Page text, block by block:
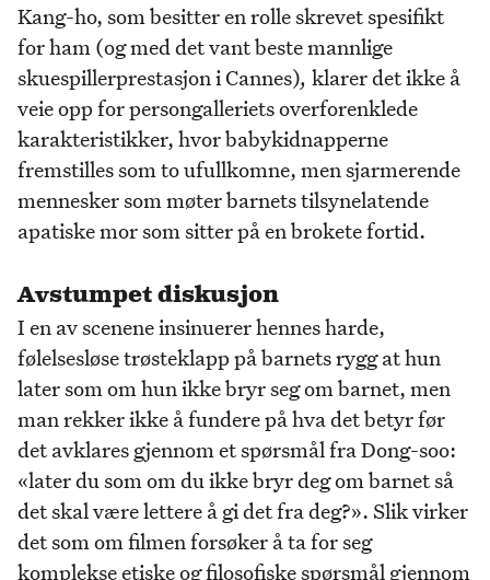
Kang-ho, som besitter en rolle skrevet spesifikt
for ham (og med det vant beste mannlige
skuespillerprestasjon i Cannes), klarer det ikke å
veie opp for persongalleriets overforenklede
karakteristikker, hvor babykidnapperne
fremstilles som to ufullkomne, men sjarmerende
mennesker som møter barnets tilsynelatende
apatiske mor som sitter på en brokete fortid.
Avstumpet diskusjon
I en av scenene insinuerer hennes harde,
følelsesløse trøsteklapp på barnets rygg at hun
later som om hun ikke bryr seg om barnet, men
man rekker ikke å fundere på hva det betyr før
det avklares gjennom et spørsmål fra Dong-soo:
«later du som om du ikke bryr deg om barnet så
det skal være lettere å gi det fra deg?». Slik virker
det som om filmen forsøker å ta for seg
komplekse etiske og filosofiske spørsmål gjennom